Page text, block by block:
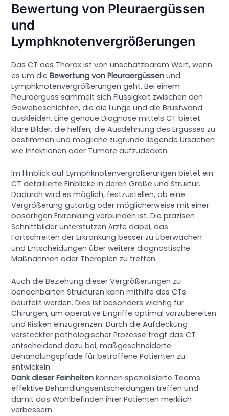
Bewertung von Pleuraergüssen
und
Lymphknotenvergrößerungen
Das CT des Thorax ist von unschätzbarem Wert, wenn
es um dieBewertung von Pleuraergüssen und
Lymphknotenvergrößerungen geht. Bei einem
Pleuraerguss sammelt sich Flüssigkeit zwischen den
Gewebeschichten, die die Lunge und die Brustwand
auskleiden. Eine genaue Diagnose mittels CT bietet
klare Bilder, die helfen, die Ausdehnung des Ergusses zu
bestimmen und mögliche zugrunde liegende Ursachen
wie Infektionen oder Tumore aufzudecken.
Im Hinblick auf Lymphknotenvergrößerungen bietet ein
CT detaillierte Einblicke in deren Größe und Struktur.
Dadurch wird es möglich, festzustellen, ob eine
Vergrößerung gutartig oder möglicherweise mit einer
bösartigen Erkrankung verbunden ist. Die präzisen
Schnittbilder unterstützen Ärzte dabei, das
Fortschreiten der Erkrankung besser zu überwachen
und Entscheidungen über weitere diagnostische
Maßnahmen oder Therapien zu treffen.
Auch die Beziehung dieser Vergrößerungen zu
benachbarten Strukturen kann mithilfe des CTs
beurteilt werden. Dies ist besonders wichtig für
Chirurgen, um operative Eingriffe optimal vorzubereiten
und Risiken einzugrenzen. Durch die Aufdeckung
versteckter pathologischer Prozesse trägt das CT
entscheidend dazu bei, maßgeschneiderte
Behandlungspfade für betroffene Patienten zu
entwickeln.
Dank dieser Feinheiten können spezialisierte Teams
effektive Behandlungsentscheidungen treffen und
damit das Wohlbefinden ihrer Patienten merklich
verbessern.